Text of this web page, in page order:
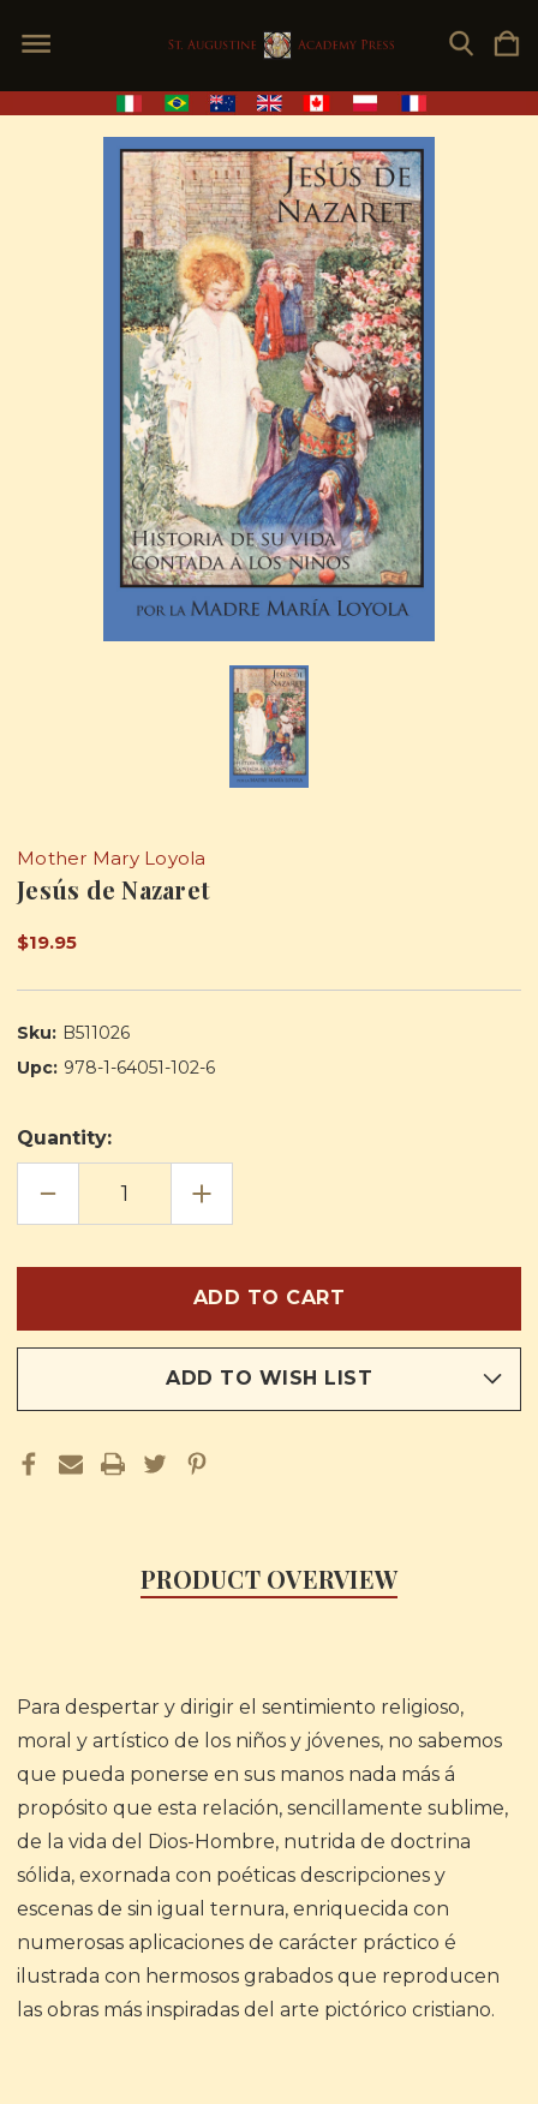
Mother Mary Loyola
Jesús de Nazaret
$19.95
Sku: B511026
Upc: 978-1-64051-102-6
Quantity:
DECREASE
OF
INCREASE
QUANTITY
OF
ADD TO WISH LIST
PRODUCT OVERVIEW
Para despertar y dirigir el sentimiento religioso,
moral y artístico de los niños y jóvenes, no sabemos
que pueda ponerse en sus manos nada más á
propósito que esta relación, sencillamente sublime,
de la vida del Dios-Hombre, nutrida de doctrina
sólida, exornada con poéticas descripciones y
escenas de sin igual ternura, enriquecida con
numerosas aplicaciones de carácter práctico é
ilustrada con hermosos grabados que reproducen
las obras más inspiradas del arte pictórico cristiano.